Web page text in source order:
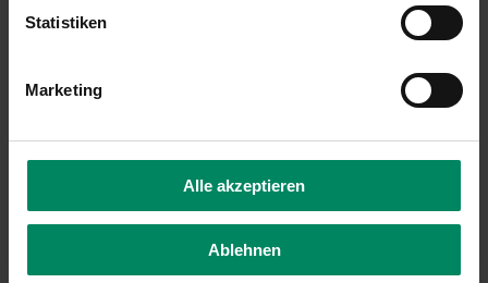
Statistiken
Marketing
Alle akzeptieren
Ablehnen
(E-)Transporträder und (E-)Falträder für
Fahrzeuge & Ladeinfrastruktur